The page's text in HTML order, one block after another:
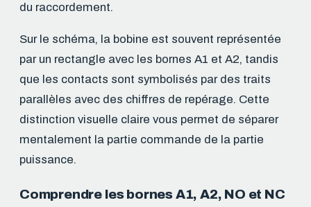
du raccordement.
Sur le schéma, la bobine est souvent représentée
par un rectangle avec les bornes A1 et A2, tandis
que les contacts sont symbolisés par des traits
parallèles avec des chiffres de repérage. Cette
distinction visuelle claire vous permet de séparer
mentalement la partie commande de la partie
puissance.
Comprendre les bornes A1, A2, NO et NC